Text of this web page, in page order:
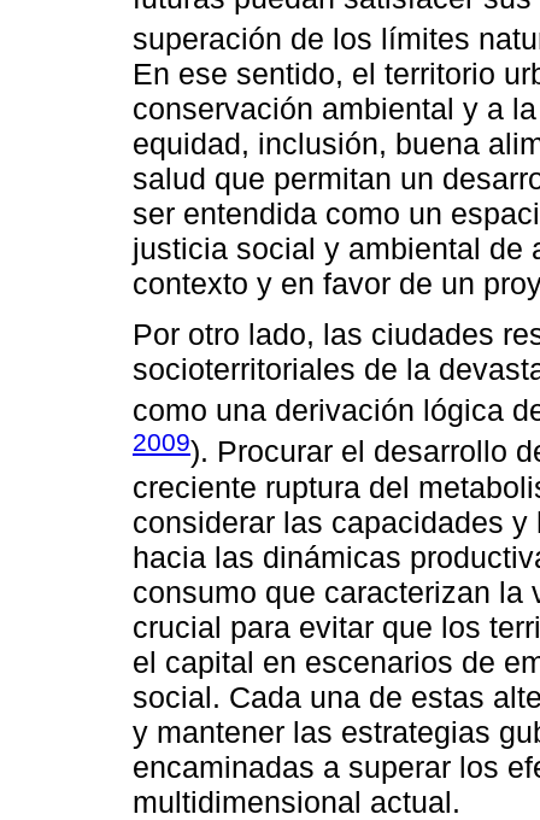
superación de los límites
En ese sentido, el territorio
conservación ambiental y a
equidad, inclusión, buena
salud que permitan un
ser entendida como un
justicia social y ambiental de
contexto y en favor de un
Por otro lado, las ciudades
socioterritoriales de la
como una derivación lógica
2009). Procurar el desarrollo
creciente ruptura del
considerar las capacidades
hacia las dinámicas
consumo que caracterizan
crucial para evitar que los
el capital en escenarios de
social. Cada una de estas
y mantener las estrategias
encaminadas a superar los
multidimensional actual.